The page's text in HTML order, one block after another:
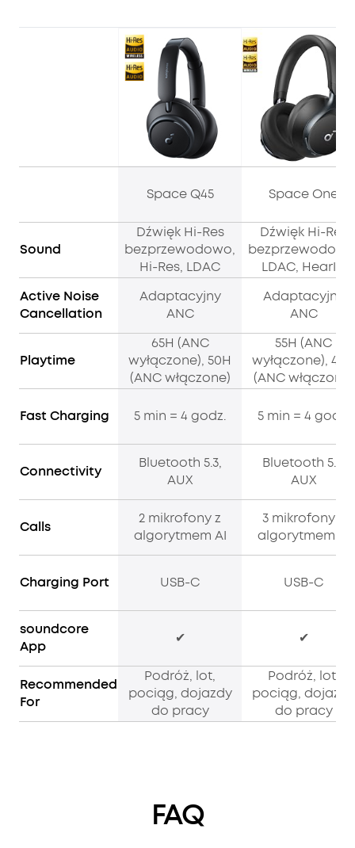
Space Q45 Space One
Sound
Dźwięk Hi-Res
bezprzewodowo,
Hi-Res, LDAC
Dźwięk Hi-Res
LDAC, HearID
Active Noise
Cancellation
Adaptacyjny
ANC
Adaptacyjny
ANC
Playtime
65H (ANC
wyłączone), 50H
(ANC włączone)
55H (ANC
wyłączone), 40H
(ANC włączone)
Fast Charging 5 min = 4 godz. 5 min = 4 godz.
Connectivity
Bluetooth 5.3,
AUX
Bluetooth 5.3,
AUX
Calls
2 mikrofony z
algorytmem AI
3 mikrofony z
algorytmem AI
Charging Port USB-C USB-C
soundcore
App
✔ ✔
Recommended
For
Podróż, lot,
pociąg, dojazdy
do pracy
Podróż, lot,
pociąg, dojazdy
do pracy
FAQ